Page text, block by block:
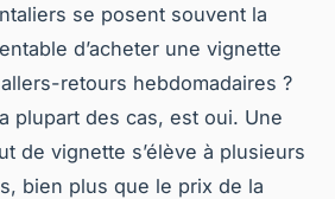
se posent souvent la
d’acheter une vignette
retours hebdomadaires ?
plupart des cas, est oui. Une
de vignette s’élève à plusieurs
bien plus que le prix de la